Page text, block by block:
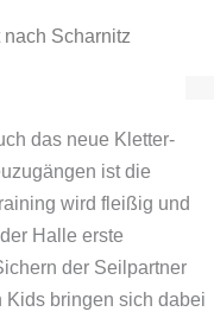
Scharnitz
das neue Kletter-
ist die
wird fleißig und
Halle erste
der Seilpartner
Kids bringen sich dabei